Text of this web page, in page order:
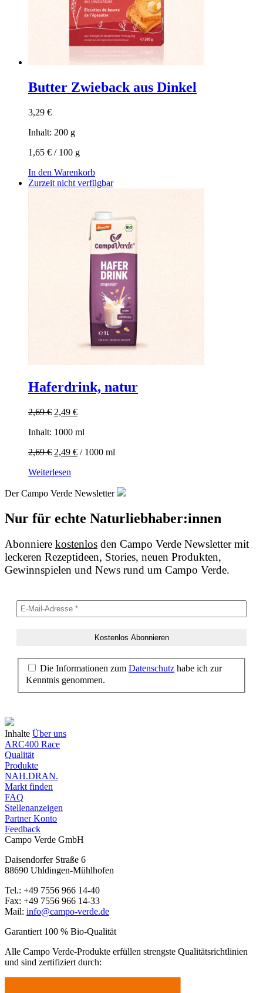
Butter Zwieback aus Dinkel
3,29 €
Inhalt: 200 g
1,65 € / 100 g
In den Warenkorb
Zurzeit nicht verfügbar
Haferdrink, natur
2,69€ Ursprünglicher
war:
2,49 €Aktueller
ist:
Inhalt: 1000 ml
2,69€ 2,49 € / 1000 ml
Weiterlesen
Der Campo Verde Newsletter
Nur für echte Naturliebhaber:innen
Abonniere kostenlos den Campo Verde Newsletter mit
leckeren Rezeptideen, Stories, neuen Produkten,
Gewinnspielen und News rund um Campo Verde.
Die Informationen zum Datenschutz habe ich zur
Kenntnis genommen.
Inhalte Über uns
ARC400 Race
Qualität
Produkte
NAH.DRAN.
Markt finden
FAQ
Stellenanzeigen
Partner Konto
Feedback
Campo Verde GmbH
Daisendorfer Straße 6
88690 Uhldingen-Mühlhofen
Tel.: +49 7556 966 14-40
Fax: +49 7556 966 14-33
Mail: info@campo-verde.de
Garantiert 100 % Bio-Qualität
Alle Campo Verde-Produkte erfüllen strengste Qualitäts­richtlinien
und sind zertifiziert durch: